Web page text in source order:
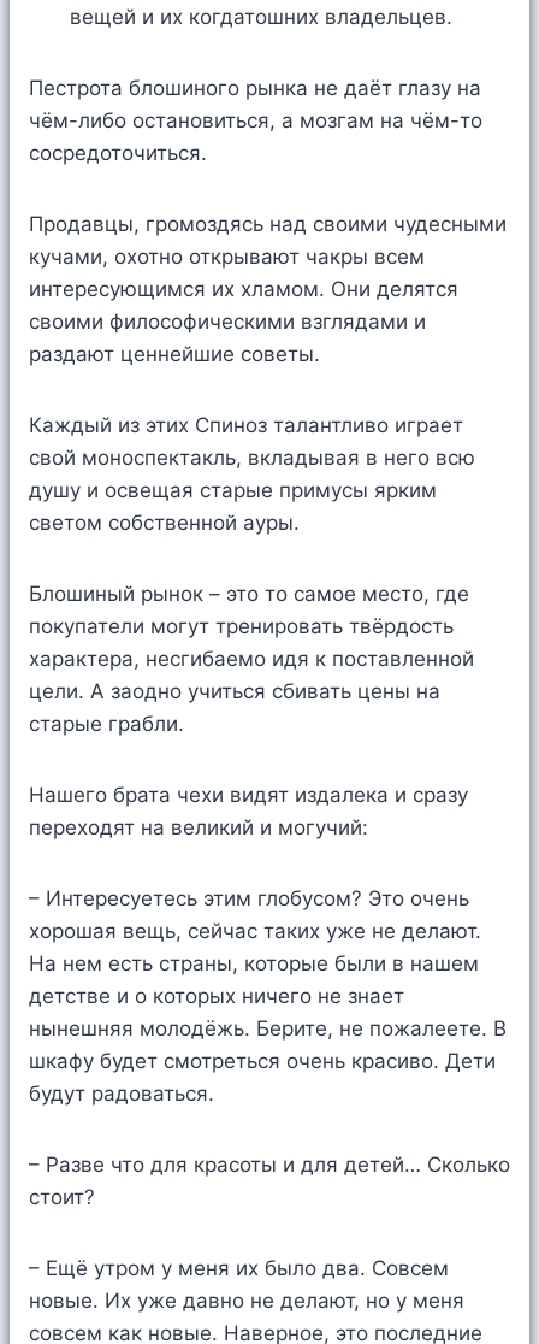
вещей и их когдатошних владельцев.
Пестрота блошиного рынка не даёт глазу на
чём-либо остановиться, а мозгам на чём-то
сосредоточиться.
Продавцы, громоздясь над своими чудесными
кучами, охотно открывают чакры всем
интересующимся их хламом. Они делятся
своими философическими взглядами и
раздают ценнейшие советы.
Каждый из этих Спиноз талантливо играет
свой моноспектакль, вкладывая в него всю
душу и освещая старые примусы ярким
светом собственной ауры.
Блошиный рынок – это то самое место, где
покупатели могут тренировать твёрдость
характера, несгибаемо идя к поставленной
цели. А заодно учиться сбивать цены на
старые грабли.
Нашего брата чехи видят издалека и сразу
переходят на великий и могучий:
– Интересуетесь этим глобусом? Это очень
хорошая вещь, сейчас таких уже не делают.
На нем есть страны, которые были в нашем
детстве и о которых ничего не знает
нынешняя молодёжь. Берите, не пожалеете. В
шкафу будет смотреться очень красиво. Дети
будут радоваться.
– Разве что для красоты и для детей… Сколько
стоит?
– Ещё утром у меня их было два. Совсем
новые. Их уже давно не делают, но у меня
совсем как новые. Наверное, это последние